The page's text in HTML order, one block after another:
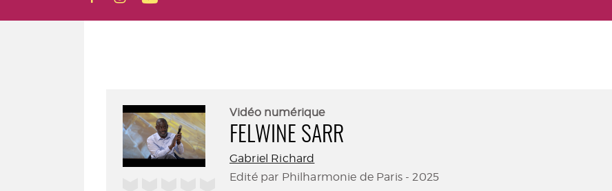
Vidéo numérique
FELWINE SARR
Gabriel Richard
Edité par Philharmonie de Paris - 2025